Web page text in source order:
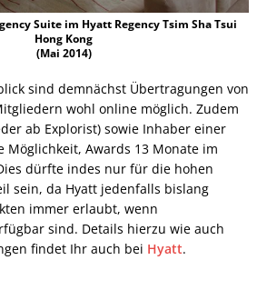
Suite im Hyatt Regency Tsim Sha Tsui
Hong Kong
(Mai 2014)
sind demnächst Übertragungen von
wohl online möglich. Zudem
ab Explorist) sowie Inhaber einer
Möglichkeit, Awards 13 Monate im
dürfte indes nur für die hohen
sein, da Hyatt jedenfalls bislang
immer erlaubt, wenn
sind. Details hierzu wie auch
findet Ihr auch bei Hyatt.